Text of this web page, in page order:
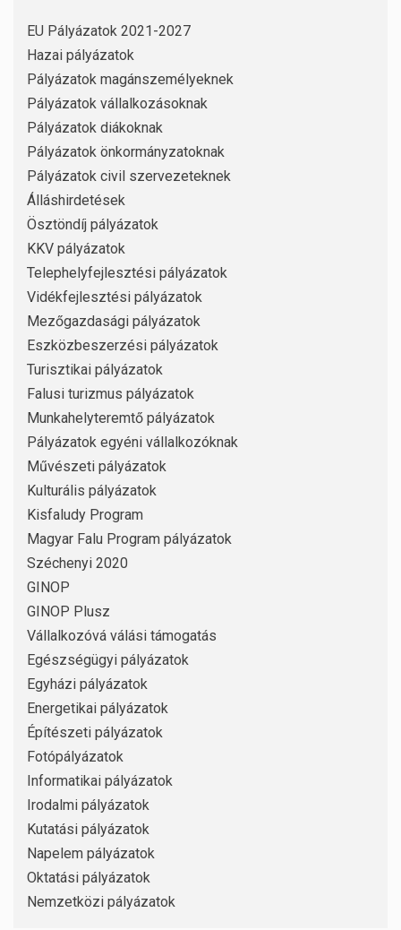
EU Pályázatok 2021-2027
Hazai pályázatok
Pályázatok magánszemélyeknek
Pályázatok vállalkozásoknak
Pályázatok diákoknak
Pályázatok önkormányzatoknak
Pályázatok civil szervezeteknek
Álláshirdetések
Ösztöndíj pályázatok
KKV pályázatok
Telephelyfejlesztési pályázatok
Vidékfejlesztési pályázatok
Mezőgazdasági pályázatok
Eszközbeszerzési pályázatok
Turisztikai pályázatok
Falusi turizmus pályázatok
Munkahelyteremtő pályázatok
Pályázatok egyéni vállalkozóknak
Művészeti pályázatok
Kulturális pályázatok
Kisfaludy Program
Magyar Falu Program pályázatok
Széchenyi 2020
GINOP
GINOP Plusz
Vállalkozóvá válási támogatás
Egészségügyi pályázatok
Egyházi pályázatok
Energetikai pályázatok
Építészeti pályázatok
Fotópályázatok
Informatikai pályázatok
Irodalmi pályázatok
Kutatási pályázatok
Napelem pályázatok
Oktatási pályázatok
Nemzetközi pályázatok